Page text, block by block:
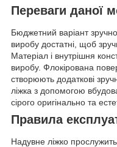
Переваги даної
Бюджетний варіант
виробу достатні, щоб
Матеріал і внутрішня
виробу. Флокірована
створюють додаткові
ліжка з допомогою
сірого оригінально та
Правила
Надувне ліжко